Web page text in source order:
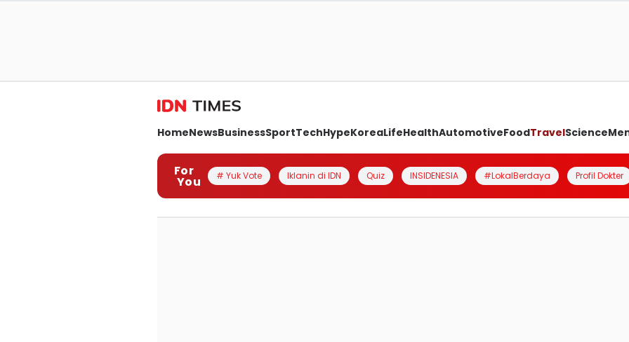
HomeNewsBusinessSportTechHypeKoreaLifeHealthAutomotiveFoodTravelScience
For
You # Yuk Vote Iklanin di IDN Quiz INSIDENESIA #LokalBerdaya Profil Dokter